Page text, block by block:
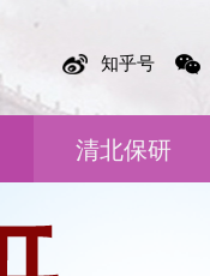
知乎号
清北保研